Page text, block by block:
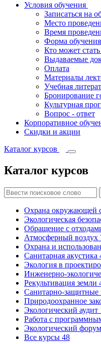
Условия обучения
Записаться на
Место
Время
Форма обучения
Кто может
Выдаваемые
Оплата
Материалы
Учебная
Бронирование
Культурная
Вопрос - ответ
Корпоративное
Скидки и акции
Каталог курсов
Каталог курсов
Охрана окружающей
Экологическая
Обращение с
Атмосферный воздух
Охрана и
Санитарная акустика
Экология в
Инженерно-
Рекультивация земли
Санитарно-защитные
Природоохранное
Экологический аудит
Работа с
Экологический форум
Все курсы 48